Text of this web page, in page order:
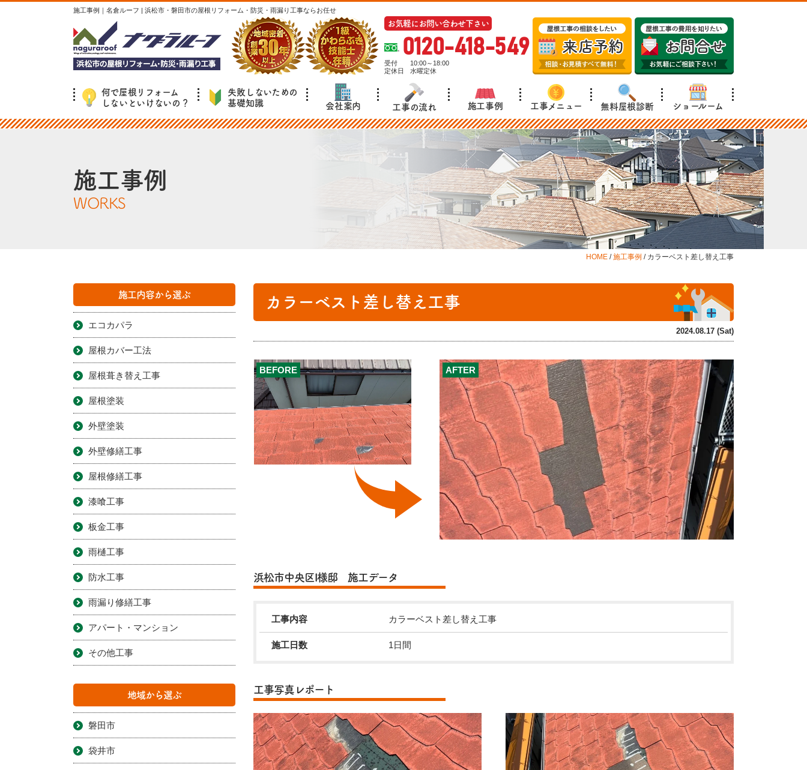
施工事例｜名倉ルーフ | 浜松市・磐田市の屋根リフォーム・防災・雨漏り工事ならお任せ
お気軽にお問い合わせ下さい
0120-418-549
受付
10:00～18:00
定休日
水曜定休
何で屋根リフォーム
しないといけないの？
失敗しないための
基礎知識
会社案内 工事の流れ 施工事例 工事メニュー 無料屋根診断 ショールーム
施工事例
WORKS
HOME /施工事例 / カラーベスト差し替え工事
カラーベスト差し替え工事
2024.08.17 (Sat)
BEFORE AFTER
浜松市中央区I様邸 施工データ
工事内容 カラーベスト差し替え工事
施工日数 1日間
工事写真レポート
施工内容から選ぶ
エコカパラ
屋根カバー工法
屋根葺き替え工事
屋根塗装
外壁塗装
外壁修繕工事
屋根修繕工事
漆喰工事
板金工事
雨樋工事
防水工事
雨漏り修繕工事
アパート・マンション
その他工事
地域から選ぶ
磐田市
袋井市